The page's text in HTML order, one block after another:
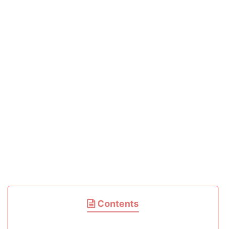
Contents